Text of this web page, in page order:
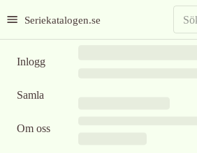
Seriekatalogen.se
Inlogg
Samla
Om oss